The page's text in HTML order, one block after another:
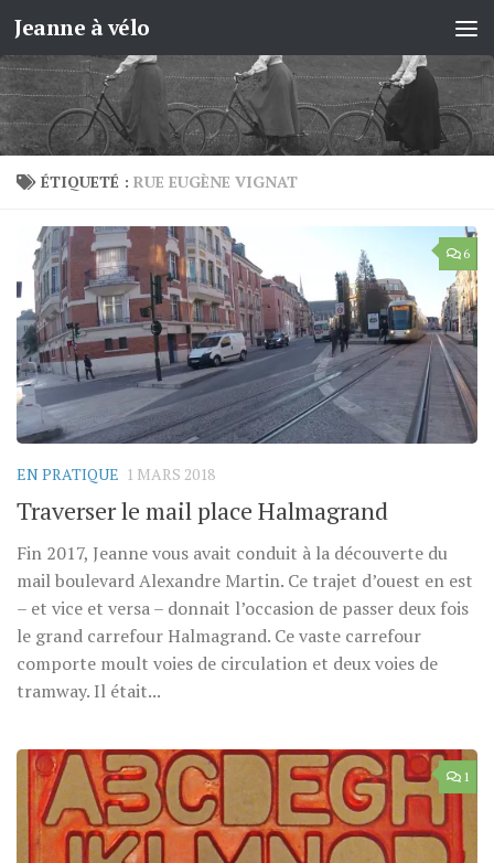
Skip to content
Jeanne à vélo
ÉTIQUETÉ : RUE EUGÈNE VIGNAT
6
EN PRATIQUE 1 MARS 2018
Traverser le mail place Halmagrand
Fin 2017, Jeanne vous avait conduit à la découverte du
mail boulevard Alexandre Martin. Ce trajet d’ouest en est
– et vice et versa – donnait l’occasion de passer deux fois
le grand carrefour Halmagrand. Ce vaste carrefour
comporte moult voies de circulation et deux voies de
tramway. Il était...
1